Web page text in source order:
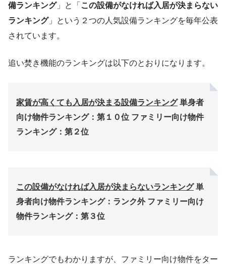
備ランキング」と「 この設備がなければ入居が決まらない
ランキング」という２つの人気設備ランキングを毎年公表
されています。
追い焚き機能のランキングは以下のとおりになります。
家賃が高くても入居が決まる設備ランキング 単身者
向け物件ランキング：第１０位 ファミリー向け物件
ランキング：第２位
この設備がなければ入居が決まらないランキング 単
身者向け物件ランキング：ランク外 ファミリー向け
物件ランキング：第３位
ランキングでもわかりますが、ファミリー向け物件をター